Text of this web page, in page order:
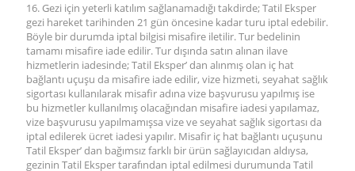
16. Gezi için yeterli katılım sağlanamadığı takdirde; Tatil Eksper
gezi hareket tarihinden 21 gün öncesine kadar turu iptal edebilir.
Böyle bir durumda iptal bilgisi misafire iletilir. Tur bedelinin
tamamı misafire iade edilir. Tur dışında satın alınan ilave
hizmetlerin iadesinde; Tatil Eksper’ dan alınmış olan iç hat
bağlantı uçuşu da misafire iade edilir, vize hizmeti, seyahat sağlık
sigortası kullanılarak misafir adına vize başvurusu yapılmış ise
bu hizmetler kullanılmış olacağından misafire iadesi yapılamaz,
vize başvurusu yapılmamışsa vize ve seyahat sağlık sigortası da
iptal edilerek ücret iadesi yapılır. Misafir iç hat bağlantı uçuşunu
Tatil Eksper’ dan bağımsız farklı bir ürün sağlayıcıdan aldıysa,
gezinin Tatil Eksper tarafından iptal edilmesi durumunda Tatil